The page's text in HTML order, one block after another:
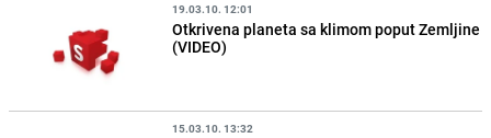
19.03.10. 12:01
Otkrivena planeta sa klimom poput Zemljine
(VIDEO)
15.03.10. 13:32